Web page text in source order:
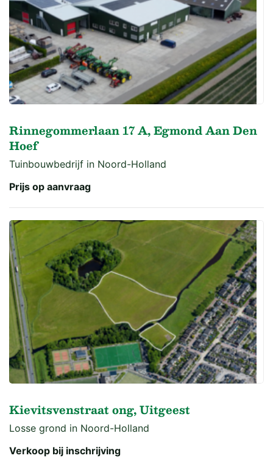
Rinnegommerlaan 17 A, Egmond Aan Den
Hoef
Tuinbouwbedrijf in Noord-Holland
Prijs op aanvraag
Kievitsvenstraat ong, Uitgeest
Losse grond in Noord-Holland
Verkoop bij inschrijving